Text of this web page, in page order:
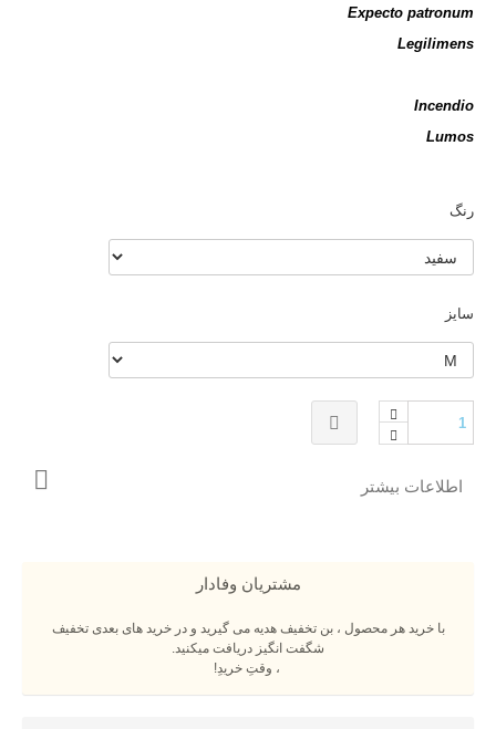
Expecto patronum
Legilimens
Incendio
Lumos
رنگ
سایز
اطلاعات بیشتر
مشتریان وفادار
با خرید هر محصول ، بن تخفیف هدیه می گیرید و در خرید های بعدی تخفیف
شگفت انگیز دریافت میکنید.
، وقتِ خریدِ!